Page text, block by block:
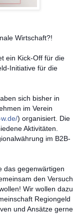
Wirtschaft?!
ein Kick-Off für die
Initiative für die
sich bisher in
im Verein
) organisiert. Die
Aktivitäten.
im B2B-
das gegenwärtigen
einsam den Versuch
Wir wollen dazu
Regiongeld
und Ansätze gerne